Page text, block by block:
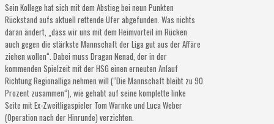
Sein Kollege hat sich mit dem Abstieg bei neun Punkten
Rückstand aufs aktuell rettende Ufer abgefunden. Was nichts
daran ändert, „dass wir uns mit dem Heimvorteil im Rücken
auch gegen die stärkste Mannschaft der Liga gut aus der Affäre
ziehen wollen“. Dabei muss Dragan Nenad, der in der
kommenden Spielzeit mit der HSG einen erneuten Anlauf
Richtung Regionalliga nehmen will (“Die Mannschaft bleibt zu 90
Prozent zusammen“), wie gehabt auf seine komplette linke
Seite mit Ex-Zweitligaspieler Tom Warnke und Luca Weber
(Operation nach der Hinrunde) verzichten.